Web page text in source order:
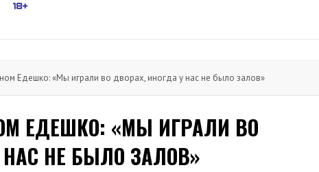
Едешко: «Мы играли во дворах, иногда у нас не было залов»
ЕДЕШКО: «МЫ ИГРАЛИ ВО
НЕ БЫЛО ЗАЛОВ»